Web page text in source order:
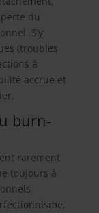
du
S’y
(troubles
à
accrue et
burn-
rarement
toujours à